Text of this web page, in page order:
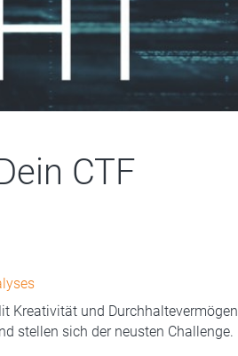
CTF
Kreativität und Durchhaltevermögen
stellen sich der neusten Challenge.